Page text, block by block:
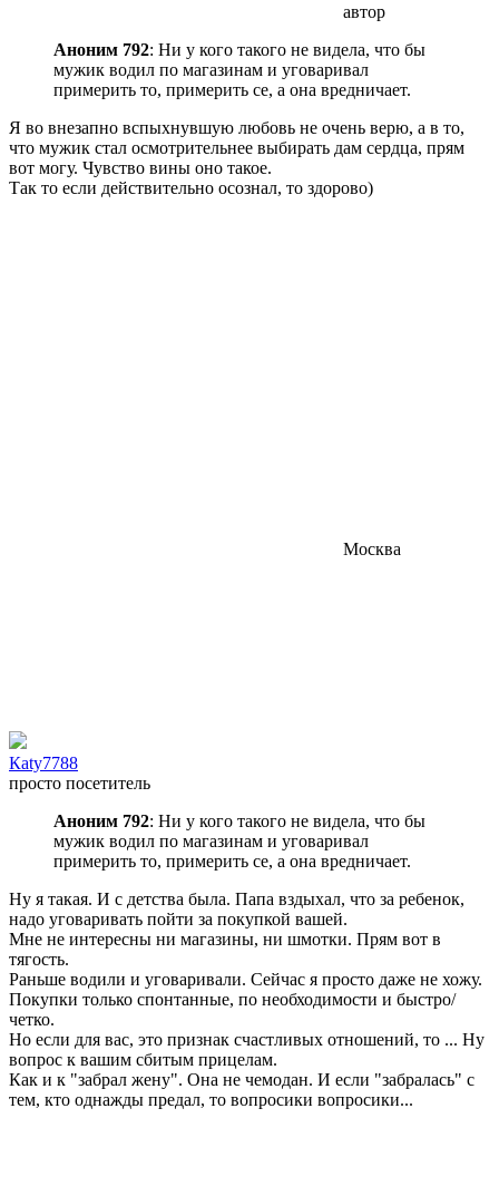
автор
Аноним 792: Ни у кого такого не видела, что бы
мужик водил по магазинам и уговаривал
примерить то, примерить се, а она вредничает.
Я во внезапно вспыхнувшую любовь не очень верю, а в то,
что мужик стал осмотрительнее выбирать дам сердца, прям
вот могу. Чувство вины оно такое.
Так то если действительно осознал, то здорово)
Москва
Каty7788
просто посетитель
Аноним 792: Ни у кого такого не видела, что бы
мужик водил по магазинам и уговаривал
примерить то, примерить се, а она вредничает.
Ну я такая. И с детства была. Папа вздыхал, что за ребенок,
надо уговаривать пойти за покупкой вашей.
Мне не интересны ни магазины, ни шмотки. Прям вот в
тягость.
Раньше водили и уговаривали. Сейчас я просто даже не хожу.
Покупки только спонтанные, по необходимости и быстро/
четко.
Но если для вас, это признак счастливых отношений, то ... Ну
вопрос к вашим сбитым прицелам.
Как и к "забрал жену". Она не чемодан. И если "забралась" с
тем, кто однажды предал, то вопросики вопросики...